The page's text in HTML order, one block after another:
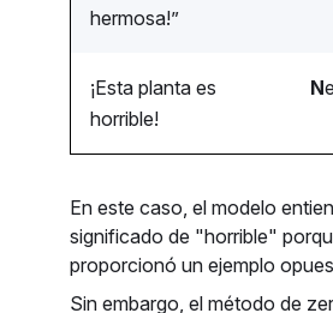
hermosa!”
¡Esta planta es
horrible!
N
En este caso, el modelo
significado de "horrible"
proporcionó un ejemplo
Sin embargo, el método de